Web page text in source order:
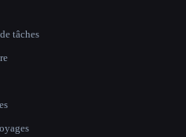
tâches